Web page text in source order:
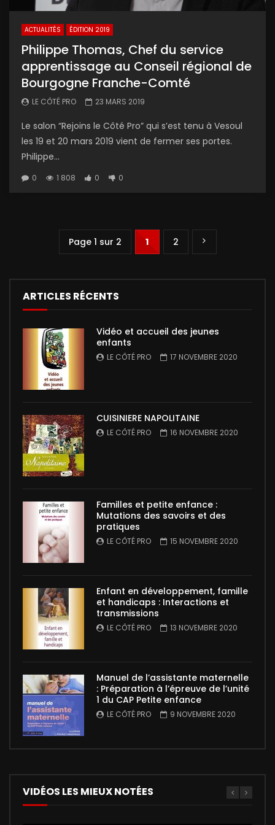
ACTUALITÉS ÉDITION 2019
Philippe Thomas, Chef du service
apprentissage au Conseil régional de
Bourgogne Franche-Comté
LE CÔTÉ PRO 23 MARS 2019
Le salon “Rejoins le Côté Pro” qui s’est tenu à Vesoul
les 19 et 20 mars 2019 vient de fermer ses portes.
Philippe...
0 1 808 0 0
Page 1 sur 2 1 2
ARTICLES RÉCENTS
Vidéo et accueil des jeunes
enfants
LE CÔTÉ PRO 17 NOVEMBRE 2020
CUISINIERE NAPOLITAINE
LE CÔTÉ PRO 16 NOVEMBRE 2020
Familles et petite enfance :
Mutations des savoirs et des
pratiques
LE CÔTÉ PRO 15 NOVEMBRE 2020
Enfant en développement, famille
et handicaps : Interactions et
transmissions
LE CÔTÉ PRO 13 NOVEMBRE 2020
Manuel de l’assistante maternelle
: Préparation à l’épreuve de l’unité
1 du CAP Petite enfance
LE CÔTÉ PRO 9 NOVEMBRE 2020
VIDÉOS LES MIEUX NOTÉES